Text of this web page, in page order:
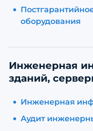
оборудования
Инженерная
зданий,
Инженерная
Аудит